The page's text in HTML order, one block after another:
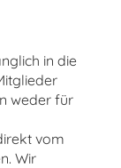
in die
weder für
vom
Wir